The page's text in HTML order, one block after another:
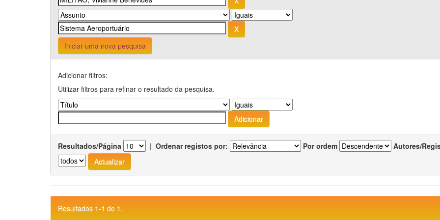
Iniciar uma nova pesquisa
Adicionar filtros:
Utilizar filtros para refinar o resultado da pesquisa.
Resultados/Página | Ordenar registos por: Por ordem Autores/
Resultados 1-1 de 1.